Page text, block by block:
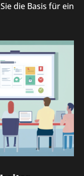
die Basis für ein